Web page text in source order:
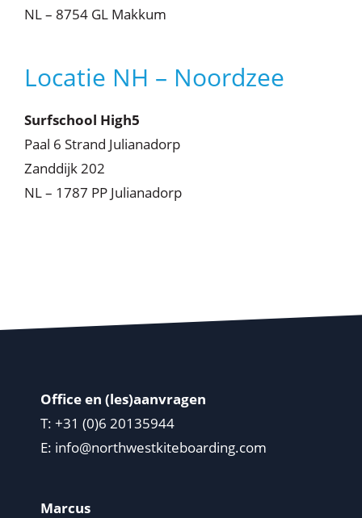
NL – 8754 GL Makkum
Locatie NH – Noordzee
Surfschool High5
Paal 6 Strand Julianadorp
Zanddijk 202
NL – 1787 PP Julianadorp
Office en (les)aanvragen
T: +31 (0)6 20135944
E: info@northwestkiteboarding.com
Marcus